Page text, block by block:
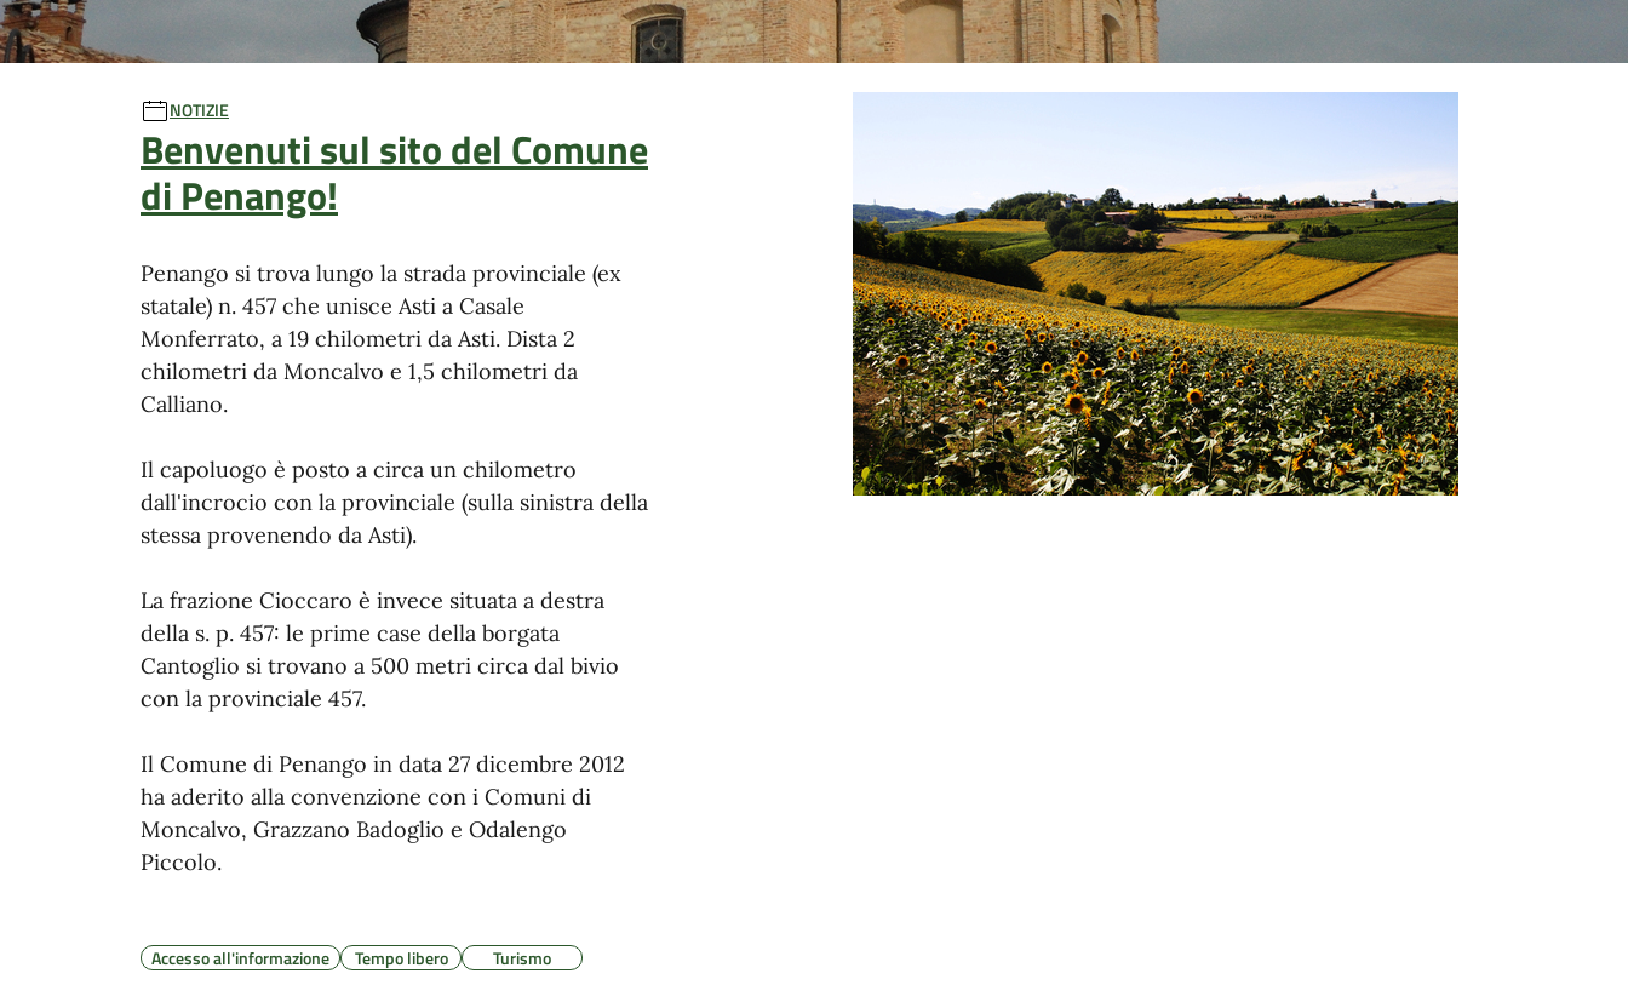
Ultime notizie
NOTIZIE
Benvenuti sul sito del Comune
di Penango!
Penango si trova lungo la strada provinciale (ex
statale) n. 457 che unisce Asti a Casale
Monferrato, a 19 chilometri da Asti. Dista 2
chilometri da Moncalvo e 1,5 chilometri da
Calliano.
Il capoluogo è posto a circa un chilometro
dall'incrocio con la provinciale (sulla sinistra della
stessa provenendo da Asti).
La frazione Cioccaro è invece situata a destra
della s. p. 457: le prime case della borgata
Cantoglio si trovano a 500 metri circa dal bivio
con la provinciale 457.
Il Comune di Penango in data 27 dicembre 2012
ha aderito alla convenzione con i Comuni di
Moncalvo, Grazzano Badoglio e Odalengo
Piccolo.
Accesso all'informazione Tempo libero Turismo